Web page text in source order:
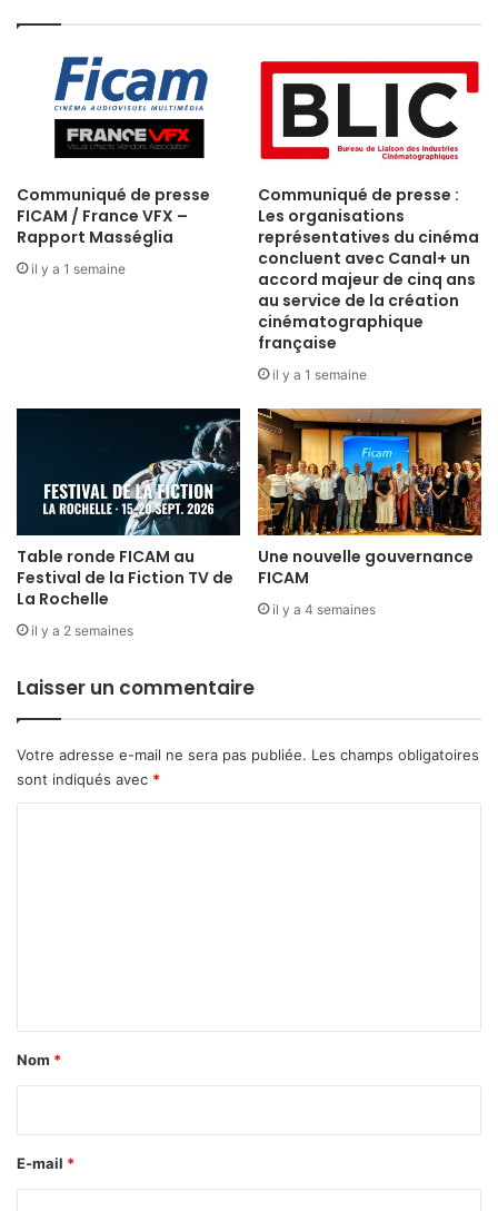
Communiqué de presse
FICAM / France VFX –
Rapport Masséglia
il y a 1 semaine
Communiqué de presse :
Les organisations
représentatives du cinéma
concluent avec Canal+ un
accord majeur de cinq ans
au service de la création
cinématographique
française
il y a 1 semaine
Table ronde FICAM au
Festival de la Fiction TV de
La Rochelle
il y a 2 semaines
Une nouvelle gouvernance
FICAM
il y a 4 semaines
Laisser un commentaire
Votre adresse e-mail ne sera pas publiée. Les champs obligatoires
sont indiqués avec *
a
i
*
Nom *
E-mail *